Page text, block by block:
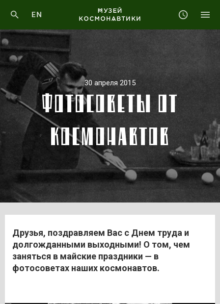
EN
30 апреля 2015
ФОТОСОВЕТЫ ОТ
КОСМОНАВТОВ
Друзья, поздравляем Вас с Днем труда и
долгожданными выходными! О том, чем
заняться в майские праздники — в
фотосоветах наших космонавтов.